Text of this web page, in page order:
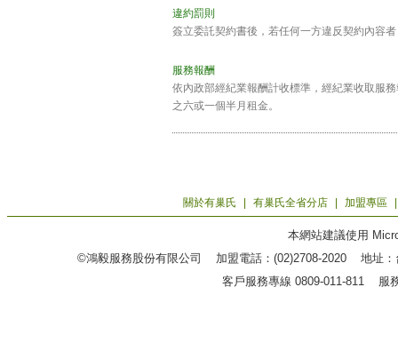
違約罰則
簽立委託契約書後，若任何一方違反契約內容
服務報酬
依內政部經紀業報酬計收標準，經紀業收取服
之六或一個半月租金。
關於有巢氏 有巢氏全省分店 加盟專區
本網站建議使用
©鴻毅服務股份有限公司 加盟電話：(02)2708-2020 地址
客戶服務專線 0809-011-811